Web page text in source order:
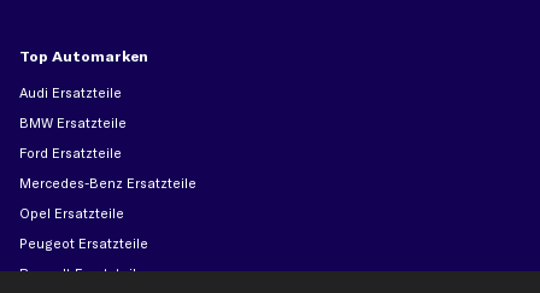
Top Automarken
Audi Ersatzteile
BMW Ersatzteile
Ford Ersatzteile
Mercedes-Benz Ersatzteile
Opel Ersatzteile
Peugeot Ersatzteile
Renault Ersatzteile